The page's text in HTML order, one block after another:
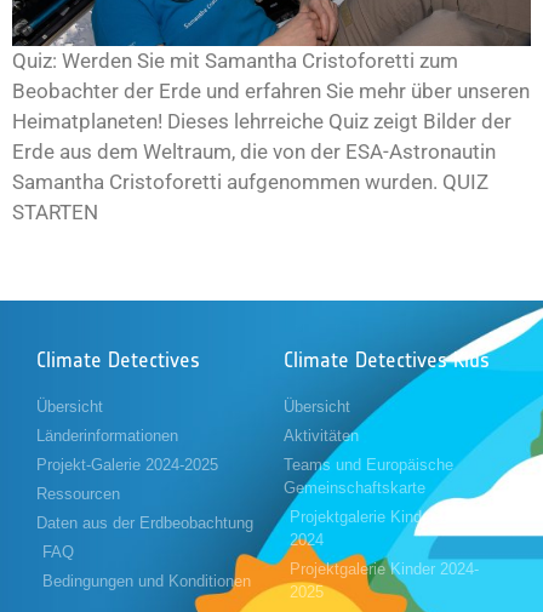
Quiz: Werden Sie mit Samantha Cristoforetti zum
Beobachter der Erde und erfahren Sie mehr über unseren
Heimatplaneten! Dieses lehrreiche Quiz zeigt Bilder der
Erde aus dem Weltraum, die von der ESA-Astronautin
Samantha Cristoforetti aufgenommen wurden. QUIZ
STARTEN
Climate Detectives
Übersicht
Länderinformationen
Projekt-Galerie 2024-2025
Ressourcen
Daten aus der Erdbeobachtung
FAQ
Bedingungen und Konditionen
Climate Detectives Kids
Übersicht
Aktivitäten
Teams und Europäische
Gemeinschaftskarte
Projektgalerie Kinder 2023-
2024
Projektgalerie Kinder 2024-
2025